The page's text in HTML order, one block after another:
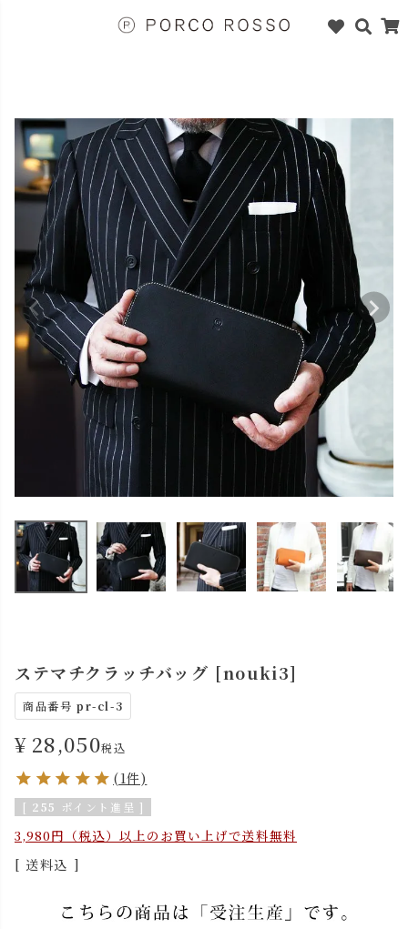
ステマチクラッチバッグ [nouki3]
商品番号 pr-cl-3
¥ 28,050税込
(1件)
[ 255 ポイント進呈 ]
3,980円（税込）以上のお買い上げで送料無料
送料込